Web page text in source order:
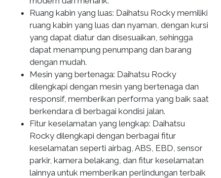
Ruang kabin yang luas: Daihatsu Rocky memiliki
ruang kabin yang luas dan nyaman, dengan kursi
yang dapat diatur dan disesuaikan, sehingga
dapat menampung penumpang dan barang
dengan mudah.
Mesin yang bertenaga: Daihatsu Rocky
dilengkapi dengan mesin yang bertenaga dan
responsif, memberikan performa yang baik saat
berkendara di berbagai kondisi jalan.
Fitur keselamatan yang lengkap: Daihatsu
Rocky dilengkapi dengan berbagai fitur
keselamatan seperti airbag, ABS, EBD, sensor
parkir, kamera belakang, dan fitur keselamatan
lainnya untuk memberikan perlindungan terbaik